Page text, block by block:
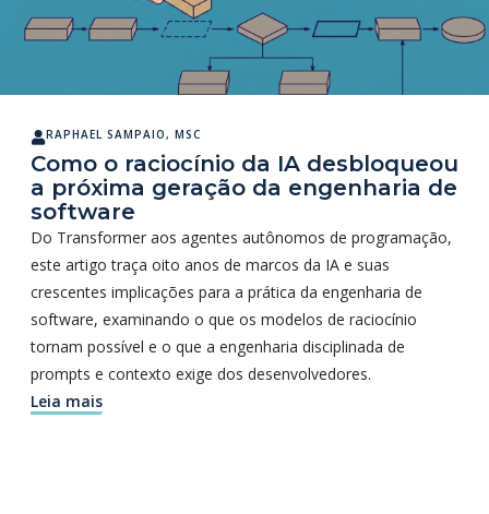
RAPHAEL SAMPAIO, MSC
Como o raciocínio da IA desbloqueou
a próxima geração da engenharia de
software
Do Transformer aos agentes autônomos de programação,
este artigo traça oito anos de marcos da IA e suas
crescentes implicações para a prática da engenharia de
software, examinando o que os modelos de raciocínio
tornam possível e o que a engenharia disciplinada de
prompts e contexto exige dos desenvolvedores.
Leia mais